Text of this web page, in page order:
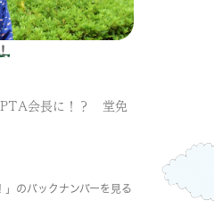
PTA会長に！？ 堂免
」のバックナンバーを見る